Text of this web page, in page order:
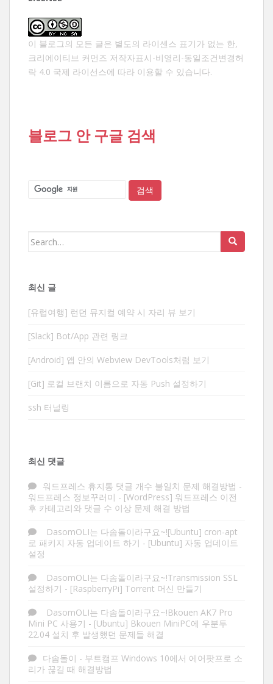
이 블로그의 모든 글은 별도의 라이센스 표기가 없는 한,
크리에이티브 커먼즈 저작자표시-비영리-동일조건변경허
락 4.0 국제 라이선스에 따라 이용할 수 있습니다.
블로그 안 구글 검색
Search
최신 글
[유럽여행] 런던 뮤지컬 예약 시 자리 뷰 보기
[Slack] Bot/App 관련 링크
[Android] 앱 안의 Webview DevTools처럼 보기
[Git] 로컬 브랜치 이름으로 자동 Push 설정하기
ssh 터널링
최신 댓글
워드프레스 휴지통 댓글 개수 불일치 문제 해결방법 -
워드프레스 정보꾸러미 - [WordPress] 워드프레스 이전
후 카테고리와 댓글 수 이상 문제 해결 방법
DasomOLI는 다솜돌이라구요~![Ubuntu] cron-apt
로 패키지 자동 업데이트 하기 - [Ubuntu] 자동 업데이트
설정
DasomOLI는 다솜돌이라구요~!Transmission SSL
설정하기 - [RaspberryPi] Torrent 머신 만들기
DasomOLI는 다솜돌이라구요~!Bkouen AK7 Pro
Mini PC 사용기 - [Ubuntu] Bkouen MiniPC에 우분투
22.04 설치 후 발생했던 문제들 해결
다솜돌이 - 부트캠프 Windows 10에서 에어팟프로 소
리가 끊길 때 해결방법